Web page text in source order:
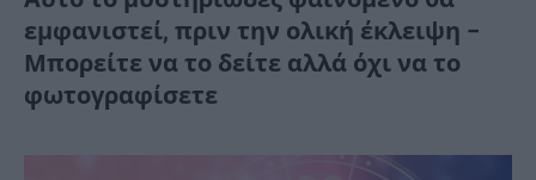
εμφανιστεί, πριν την ολική έκλειψη –
Μπορείτε να το δείτε αλλά όχι να το
φωτογραφίσετε